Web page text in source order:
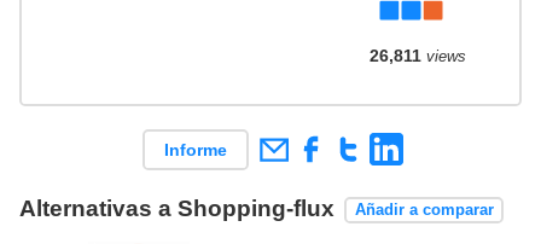
26,811 views
Informe
Alternativas a Shopping-flux Añadir a comparar